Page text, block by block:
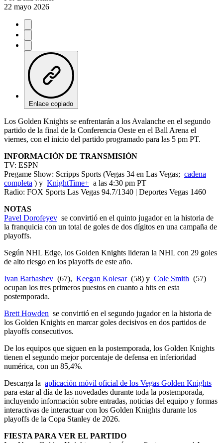
22 mayo 2026
Enlace copiado
Los Golden Knights se enfrentarán a los Avalanche en el segundo
partido de la final de la Conferencia Oeste en el Ball Arena el
viernes, con el inicio del partido programado para las 5 pm PT.
INFORMACIÓN DE TRANSMISIÓN
TV: ESPN
Pregame Show: Scripps Sports (Vegas 34 en Las Vegas; cadena
completa ) y KnightTime+ a las 4:30 pm PT
Radio: FOX Sports Las Vegas 94.7/1340 | Deportes Vegas 1460
NOTAS
Pavel Dorofeyev se convirtió en el quinto jugador en la historia de
la franquicia con un total de goles de dos dígitos en una campaña de
playoffs.
Según NHL Edge, los Golden Knights lideran la NHL con 29 goles
de alto riesgo en los playoffs de este año.
Ivan Barbashev (67), Keegan Kolesar(58) y Cole Smith (57)
ocupan los tres primeros puestos en cuanto a hits en esta
postemporada.
Brett Howden se convirtió en el segundo jugador en la historia de
los Golden Knights en marcar goles decisivos en dos partidos de
playoffs consecutivos.
De los equipos que siguen en la postemporada, los Golden Knights
tienen el segundo mejor porcentaje de defensa en inferioridad
numérica, con un 85,4%.
Descarga la aplicación móvil oficial de los Vegas Golden Knights
para estar al día de las novedades durante toda la postemporada,
incluyendo información sobre entradas, noticias del equipo y formas
interactivas de interactuar con los Golden Knights durante los
playoffs de la Copa Stanley de 2026.
FIESTA PARA VER EL PARTIDO